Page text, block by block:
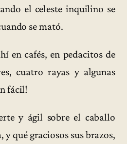
el celeste inquilino se
se mató.
en cafés, en pedacitos de
cuatro rayas y algunas
fácil!
y ágil sobre el caballo
qué graciosos sus brazos,